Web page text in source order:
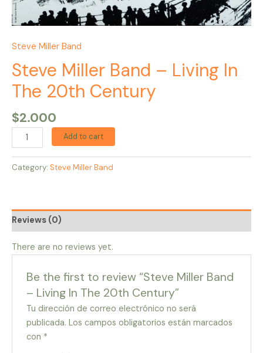
Steve Miller Band
Steve Miller Band – Living In
The 20th Century
$2.000
Add to cart
Category: Steve Miller Band
Reviews (0)
There are no reviews yet.
Be the first to review “Steve Miller Band
– Living In The 20th Century”
Tu dirección de correo electrónico no será
publicada. Los campos obligatorios están marcados
con *